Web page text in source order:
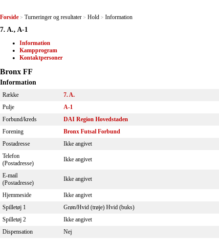
Forside > Turneringer og resultater > Hold > Information
7. A., A-1
Information
Kampprogram
Kontaktpersoner
Bronx FF
Information
Række
7. A.
Pulje
A-1
Forbund/kreds
DAI Region Hovedstaden
Forening
Bronx Futsal Forbund
Postadresse
Ikke angivet
Telefon
(Postadresse)
Ikke angivet
E-mail
(Postadresse)
Ikke angivet
Hjemmeside
Ikke angivet
Spilletøj 1
Grøn/Hvid (trøje) Hvid (buks)
Spilletøj 2
Ikke angivet
Dispensation
Nej